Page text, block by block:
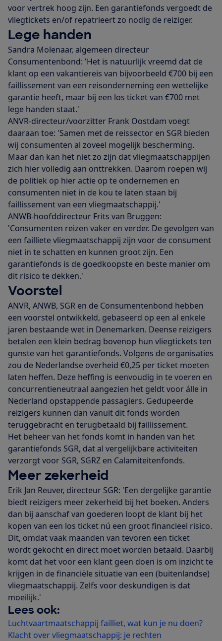
voor vertrek hoog zijn. Een garantiefonds vergoedt de
vliegtickets en/of repatrieert zo nodig de reiziger.
Lege handen
Sandra Molenaar, algemeen directeur
Consumentenbond: 'Het is natuurlijk vreemd dat de
klant op een vakantiereis van bijvoorbeeld €700 bij een
faillissement van een reisonderneming een wettelijke
garantie heeft, maar bij een los ticket van €700 met
lege handen staat.'
ANVR-directeur/voorzitter Frank Oostdam voegt
daaraan toe: 'Samen met de reissector en SGR bieden
wij consumenten al zoveel mogelijk bescherming.
Maar dan kan het niet zo zijn dat vliegmaatschappijen
zich hier volledig aan onttrekken. Daarom roepen wij
de politiek op hier actie op te ondernemen en
consumenten niet in de kou te laten staan bij
faillissement van een vliegmaatschappij.'
ANWB-hoofddirecteur Frits van Bruggen:
'Consumenten reizen vaker en verder. De gevolgen van
een failliete vliegmaatschappij zijn voor de consument
niet in te schatten en kunnen groot zijn. Een
garantiefonds is de goedkoopste en beste manier om
dit risico te dekken.'
Voorstel
ANVR, ANWB, SGR en de Consumentenbond hebben
een voorstel ontwikkeld, gebaseerd op een al enkele
jaren bestaande wet in Denemarken. Deense reizigers
betalen een klein bedrag bovenop hun vliegtickets ten
gunste van het garantiefonds. Volgens de organisaties
zou de Nederlandse overheid €0,25 per ticket moeten
laten heffen. Deze heffing is eenvoudig in te voeren en
concurrentieneutraal aangezien het geldt voor álle in
Nederland opstappende passagiers. Gedupeerde
reizigers kunnen dan vanuit dit fonds worden
teruggebracht en terugbetaald bij faillissement.
Het beheer van het fonds komt in handen van het
garantiefonds SGR, dat al vergelijkbare activiteiten
verzorgt voor SGR, SGRZ en Calamiteitenfonds.
Meer zekerheid
Erik Jan Reuver, directeur SGR: 'Een dergelijke garantie
biedt reizigers meer zekerheid bij het boeken. Anders
dan bij aanschaf van goederen loopt de klant bij het
kopen van een los ticket nú een groot financieel risico.
Dit, omdat vaak maanden van tevoren een ticket
wordt gekocht en direct moet worden betaald. Daarbij
komt dat het voor een klant geen doen is om inzicht te
krijgen in de financiële situatie van een (buitenlandse)
vliegmaatschappij. Zelfs voor deskundigen is dat
moeilijk.'
Lees ook:
Luchtvaartmaatschappij failliet, wat kun je nu doen?
Klacht over vliegmaatschappij: je rechten